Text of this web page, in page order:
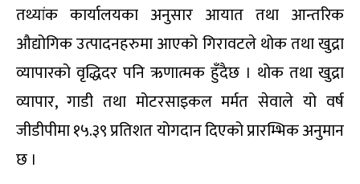
तथ्यांक कार्यालयका अनुसार आयात तथा आन्तरिक
औद्योगिक उत्पादनहरुमा आएको गिरावटले थोक तथा खुद्रा
व्यापारको वृद्धिदर पनि ऋणात्मक हुँदैछ । थोक तथा खुद्रा
व्यापार, गाडी तथा मोटरसाइकल मर्मत सेवाले यो वर्ष
जीडीपीमा १५.३९ प्रतिशत योगदान दिएको प्रारम्भिक अनुमान
छ ।